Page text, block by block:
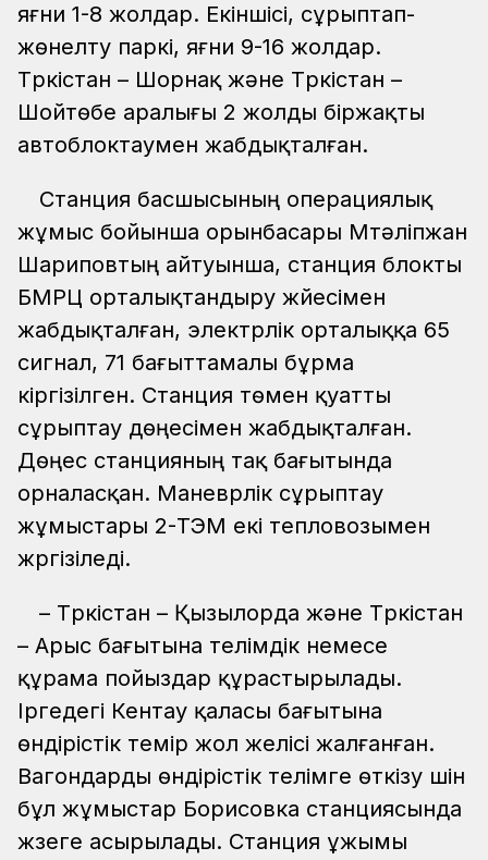
яғни 1-8 жолдар. Екіншісі, сұрыптап-
жөнелту паркі, яғни 9-16 жолдар.
Түркістан – Шорнақ және Түркістан –
Шойтөбе аралығы 2 жолды біржақты
автоблоктаумен жабдықталған.
Станция басшысының операциялық
жұмыс бойынша орынбасары Мүтәліпжан
Шариповтың айтуынша, станция блокты
БМРЦ орталықтандыру жүйесімен
жабдықталған, электрлік орталыққа 65
сигнал, 71 бағыттамалы бұрма
кіргізілген. Станция төмен қуатты
сұрыптау дөңесімен жабдықталған.
Дөңес станцияның тақ бағытында
орналасқан. Маневрлік сұрыптау
жұмыстары 2-ТЭМ екі тепловозымен
жүргізіледі.
– Түркістан – Қызылорда және Түркістан
– Арыс бағытына телімдік немесе
құрама пойыздар құрастырылады.
Іргедегі Кентау қаласы бағытына
өндірістік темір жол желісі жалғанған.
Вагондарды өндірістік телімге өткізу үшін
бұл жұмыстар Борисовка станциясында
жүзеге асырылады. Станция ұжымы